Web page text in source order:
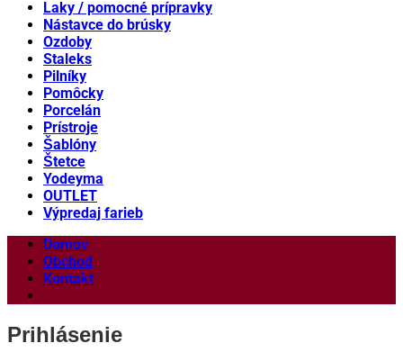
Laky / pomocné prípravky
Nástavce do brúsky
Ozdoby
Staleks
Pilníky
Pomôcky
Porcelán
Prístroje
Šablóny
Štetce
Yodeyma
OUTLET
Výpredaj farieb
Domov
Obchod
Kontakt
Prihlásenie